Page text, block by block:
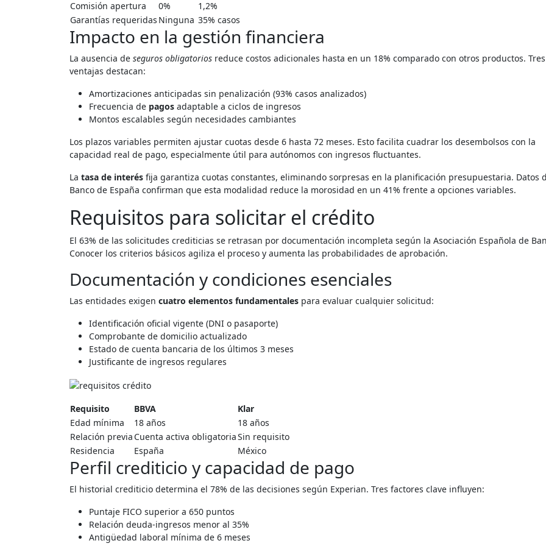
Comisión apertura
0%
1,2%
Garantías requeridas Ninguna 35% casos
Impacto en la gestión financiera
La ausencia de seguros obligatorios reduce costos adicionales hasta en un 18% comparado con otros productos. Tres
ventajas destacan:
Amortizaciones anticipadas sin penalización (93% casos analizados)
Frecuencia de pagos adaptable a ciclos de ingresos
Montos escalables según necesidades cambiantes
Los plazos variables permiten ajustar cuotas desde 6 hasta 72 meses. Esto facilita cuadrar los desembolsos con la
capacidad real de pago, especialmente útil para autónomos con ingresos fluctuantes.
La tasa de interés fija garantiza cuotas constantes, eliminando sorpresas en la planificación presupuestaria. Datos
Banco de España confirman que esta modalidad reduce la morosidad en un 41% frente a opciones variables.
Requisitos para solicitar el crédito
El 63% de las solicitudes crediticias se retrasan por documentación incompleta según la Asociación Española de
Conocer los criterios básicos agiliza el proceso y aumenta las probabilidades de aprobación.
Documentación y condiciones esenciales
Las entidades exigen cuatro elementos fundamentales para evaluar cualquier solicitud:
Identificación oficial vigente (DNI o pasaporte)
Comprobante de domicilio actualizado
Estado de cuenta bancaria de los últimos 3 meses
Justificante de ingresos regulares
Requisito BBVA
Klar
Edad mínima
18 años
18 años
Relación previa Cuenta activa obligatoriaSin requisito
Residencia
España México
Perfil crediticio y capacidad de pago
El historial crediticio determina el 78% de las decisiones según Experian. Tres factores clave influyen:
Puntaje FICO superior a 650 puntos
Relación deuda-ingresos menor al 35%
Antigüedad laboral mínima de 6 meses